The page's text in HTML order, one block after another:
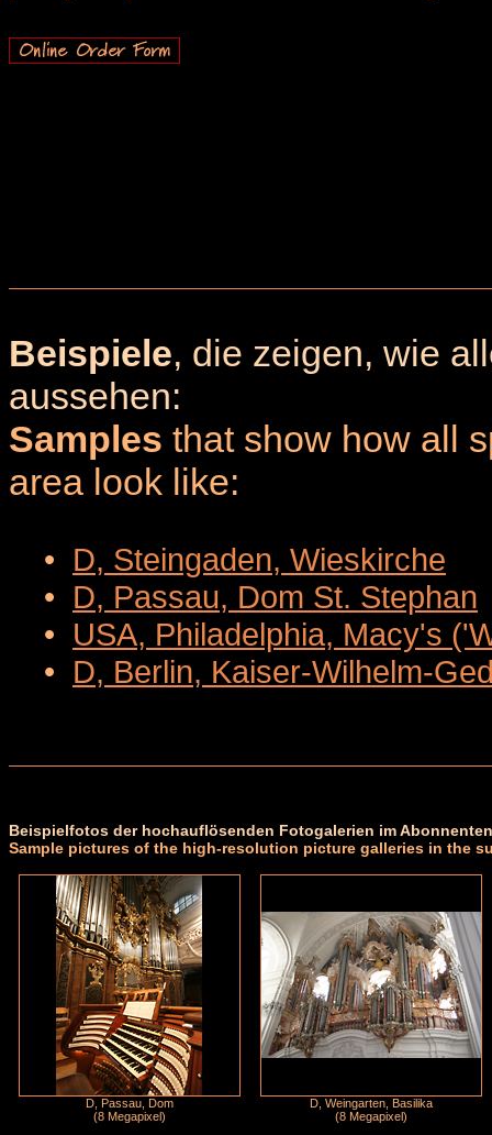
Beispiele, die zeigen, wie
aussehen:
Samples that show how all
area look like:
• D, Steingaden, Wieskirche
• D, Passau, Dom St. Stephan
• USA, Philadelphia, Macy's
• D, Berlin, Kaiser-Wilhelm-
Beispielfotos der hochauflösenden Fotogalerien im
Sample pictures of the high-resolution picture galleries in the
D, Passau, Dom
(8 Megapixel)
D, Weingarten, Basilika
(8 Megapixel)